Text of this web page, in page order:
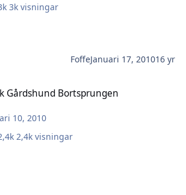
3k visningar
FoffeJanuari 17, 201016 yr
Gårdshund Bortsprungen
10, 2010
2,4k visningar